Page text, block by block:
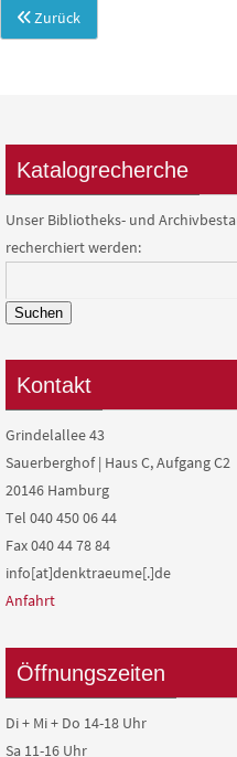
Zurück
Katalogrecherche
Unser Bibliotheks- und
recherchiert werden:
Suchen
Kontakt
Grindelallee 43
Sauerberghof | Haus C, Aufgang C2
20146 Hamburg
Tel 040 450 06 44
Fax 040 44 78 84
info[at]denktraeume[.]de
Anfahrt
Öffnungszeiten
Di + Mi + Do 14-18 Uhr
Sa 11-16 Uhr